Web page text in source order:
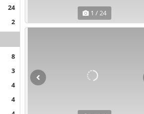
24
2
8
3
4
4
1 / 24